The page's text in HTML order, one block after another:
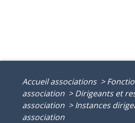
Accueil associations >
association > Dirigeants et
association > Instances
association